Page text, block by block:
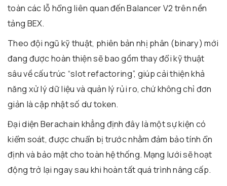
toàn các lỗ hổng liên quan đến Balancer V2 trên nền
tảng BEX.
Theo đội ngũ kỹ thuật, phiên bản nhị phân (binary) mới
đang được hoàn thiện sẽ bao gồm thay đổi kỹ thuật
sâu về cấu trúc “slot refactoring”, giúp cải thiện khả
năng xử lý dữ liệu và quản lý rủi ro, chứ không chỉ đơn
giản là cập nhật số dư token.
Đại diện Berachain khẳng định đây là một sự kiện có
kiểm soát, được chuẩn bị trước nhằm đảm bảo tính ổn
định và bảo mật cho toàn hệ thống. Mạng lưới sẽ hoạt
động trở lại ngay sau khi hoàn tất quá trình nâng cấp.